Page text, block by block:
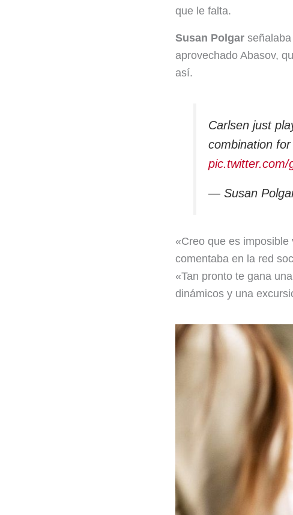
que le falta.
Susan Polgar
aprovechado Abasov,
así.
Carlsen just
combination
pic.twitter.com/
— Susan
«Creo que es
comentaba en la red
«Tan pronto te gana
dinámicos y una